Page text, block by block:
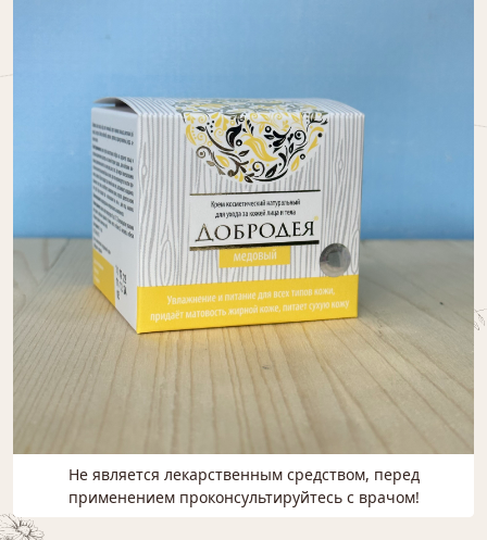
Не является лекарственным средством, перед
применением проконсультируйтесь с врачом!